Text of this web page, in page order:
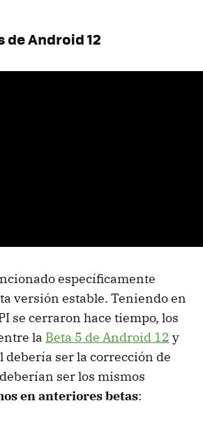
de Android 12
específicamente
versión estable. Teniendo en
se cerraron hace tiempo, los
la Beta 5 de Android 12 y
debería ser la corrección de
ser los mismos
en anteriores betas: